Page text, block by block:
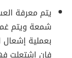
يتم معرفة
شمعة ويتم
بعملية إشعال
فإن إشتعلت